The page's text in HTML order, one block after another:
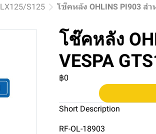
LX125/S125 โช๊คหลัง OHLINS PI903 สำ
โช๊คหลัง
VESPA
฿0
Short Description
RF-OL-18903